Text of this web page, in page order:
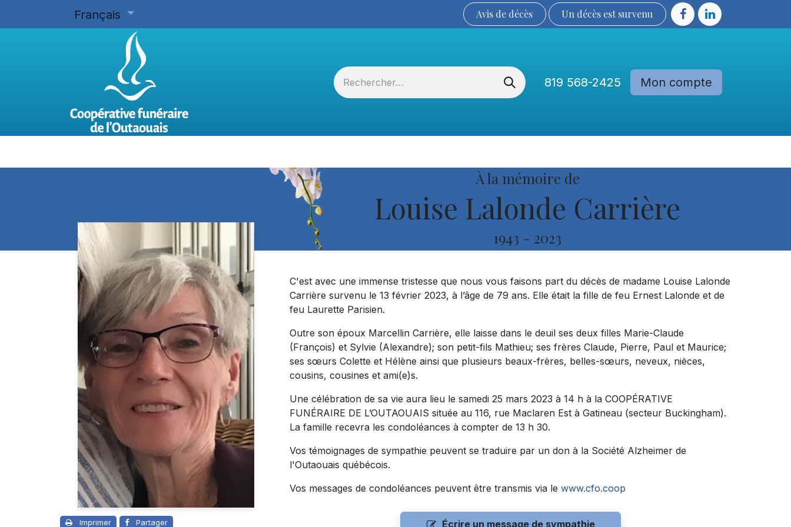
Français Avis de décès Un décès est sur​​​​​​​​ve​nu​​​​​​​​​​
819 568-2425 Mon compte
À la mémoire de
Louise Lalonde Carrière
1943 - 2023
Imprimer Partager
C'est avec une immense tristesse que nous vous faisons part du décès de madame Louise Lalonde
Carrière survenu le 13 février 2023, à l’âge de 79 ans. Elle était la fille de feu Ernest Lalonde et de
feu Laurette Parisien.
Outre son époux Marcellin Carrière, elle laisse dans le deuil ses deux filles Marie-Claude
(François) et Sylvie (Alexandre); son petit-fils Mathieu; ses frères Claude, Pierre, Paul et Maurice;
ses sœurs Colette et Hélène ainsi que plusieurs beaux-frères, belles-sœurs, neveux, nièces,
cousins, cousines et ami(e)s.
Une célébration de sa vie aura lieu le samedi 25 mars 2023 à 14 h à la COOPÉRATIVE
FUNÉRAIRE DE L’OUTAOUAIS située au 116, rue Maclaren Est à Gatineau (secteur Buckingham).
La famille recevra les condoléances à compter de 13 h 30.
Vos témoignages de sympathie peuvent se traduire par un don à la Société Alzheimer de
l'Outaouais québécois.
Vos messages de condoléances peuvent être transmis via le www.cfo.coop
Écrire un message de sympathie